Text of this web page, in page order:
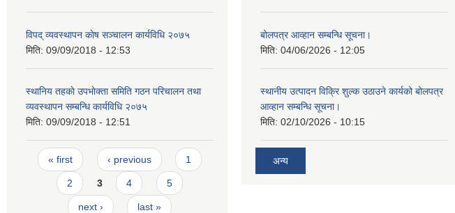
विपद् व्यवस्थापन काेष सञ्चालन कार्यविधि २०७५
मिति: 09/09/2018 - 12:53
स्थानिय तहकाे उपभाेक्ता समिति गठन परिचालन तथा
व्यवस्थापन सम्बन्धि कार्यविधि २०७५
मिति: 09/09/2018 - 12:51
Pages
« first ‹ previous 1
2 3 4 5
next › last »
बोलपत्र आव्हान सम्बन्धि सूचना।
मिति: 04/06/2026 - 12:05
स्थानीय उत्पादन विक्रि शुल्क उठाउने कार्यको बोलपत्र
आव्हान सम्बन्धि सूचना।
मिति: 02/10/2026 - 10:15
अन्य